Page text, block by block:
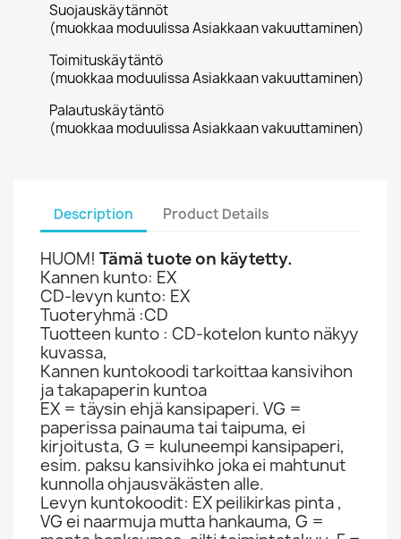
Suojauskäytännöt
(muokkaa moduulissa Asiakkaan vakuuttaminen)
Toimituskäytäntö
(muokkaa moduulissa Asiakkaan vakuuttaminen)
Palautuskäytäntö
(muokkaa moduulissa Asiakkaan vakuuttaminen)
Description Product Details
HUOM! Tämä tuote on käytetty.
Kannen kunto: EX
CD-levyn kunto: EX
Tuoteryhmä :CD
Tuotteen kunto : CD-kotelon kunto näkyy
kuvassa,
Kannen kuntokoodi tarkoittaa kansivihon
ja takapaperin kuntoa
EX = täysin ehjä kansipaperi. VG =
paperissa painauma tai taipuma, ei
kirjoitusta, G = kuluneempi kansipaperi,
esim. paksu kansivihko joka ei mahtunut
kunnolla ohjausväkästen alle.
Levyn kuntokoodit: EX peilikirkas pinta ,
VG ei naarmuja mutta hankauma, G =